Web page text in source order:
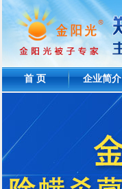
首 页 企业简介